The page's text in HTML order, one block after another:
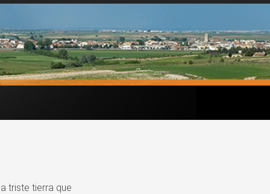
triste tierra que